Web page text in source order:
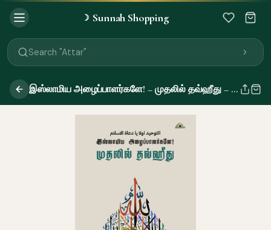
☽ Sunnah Shopping
Search "Miswak"
Search "Attar"
Search "Islamic Books"
Search "Prayer Mat"
Search "Kids Flash Cards"
இஸ்லாமிய அழைப்பாளர்களே! – முதலில் தவ்ஹீது – புதுப்பிக்கப்பட்ட பதிப்பு